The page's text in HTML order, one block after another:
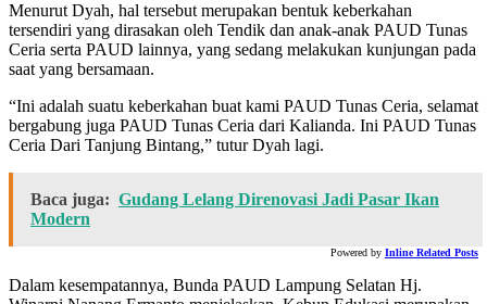
Menurut Dyah, hal tersebut merupakan bentuk keberkahan
tersendiri yang dirasakan oleh Tendik dan anak-anak PAUD Tunas
Ceria serta PAUD lainnya, yang sedang melakukan kunjungan pada
saat yang bersamaan.
“Ini adalah suatu keberkahan buat kami PAUD Tunas Ceria, selamat
bergabung juga PAUD Tunas Ceria dari Kalianda. Ini PAUD Tunas
Ceria Dari Tanjung Bintang,” tutur Dyah lagi.
Baca juga: Gudang Lelang Direnovasi Jadi Pasar Ikan
Modern
Powered by Inline Related Posts
Dalam kesempatannya, Bunda PAUD Lampung Selatan Hj.